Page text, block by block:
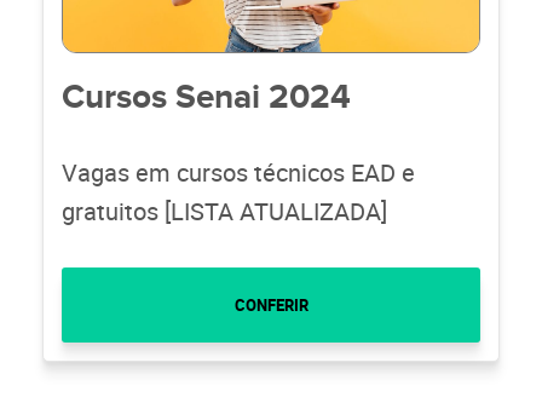
Cursos Senai 2024
Vagas em cursos técnicos EAD e
gratuitos [LISTA ATUALIZADA]
CONFERIR